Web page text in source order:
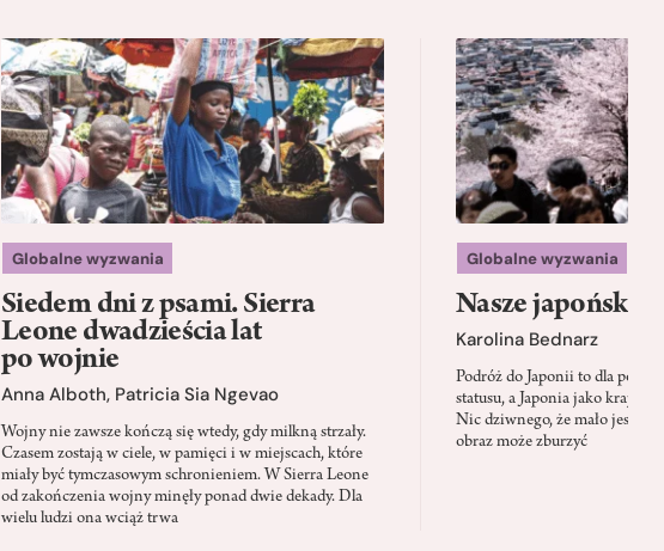
Globalne wyzwania
Siedem dni z psami. Sierra
Leone dwadzieścia lat
po wojnie
Anna Alboth, Patricia Sia Ngevao
Wojny nie zawsze kończą się wtedy, gdy milkną strzały.
Czasem zostają w ciele, w pamięci i w miejscach, które
miały być tymczasowym schronieniem. W Sierra Leone
od zakończenia wojny minęły ponad dwie dekady. Dla
wielu ludzi ona wciąż trwa
Globalne wyzwania
Nasze japońskie
Karolina Bednarz
Podróż do Japonii to dla
statusu, a Japonia jako kraj
Nic dziwnego, że mało jest
obraz może zburzyć